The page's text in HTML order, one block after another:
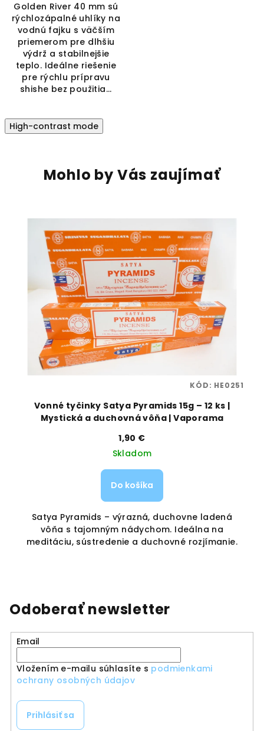
Golden River 40 mm sú
rýchlozápalné uhlíky na
vodnú fajku s väčším
priemerom pre dlhšiu
výdrž a stabilnejšie
teplo. Ideálne riešenie
pre rýchlu prípravu
shishe bez použitia...
High-contrast mode
Mohlo by Vás zaujímať
Vonné tyčinky Satya Pyramids 15g – 12 ks |
Mystická a duchovná vôňa | Vaporama
1,90 €
Skladom
Do košíka
Satya Pyramids – výrazná, duchovne ladená
vôňa s tajomným nádychom. Ideálna na
meditáciu, sústredenie a duchovné rozjímanie.
KÓD: HE0251
Odoberať newsletter
Email
Vložením e-mailu súhlasíte s podmienkami
ochrany osobných údajov
Prihlásiť sa